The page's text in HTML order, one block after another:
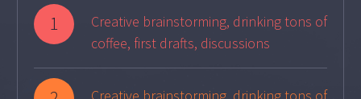
1
Creative brainstorming, drinking tons of
coffee, first drafts, discussions